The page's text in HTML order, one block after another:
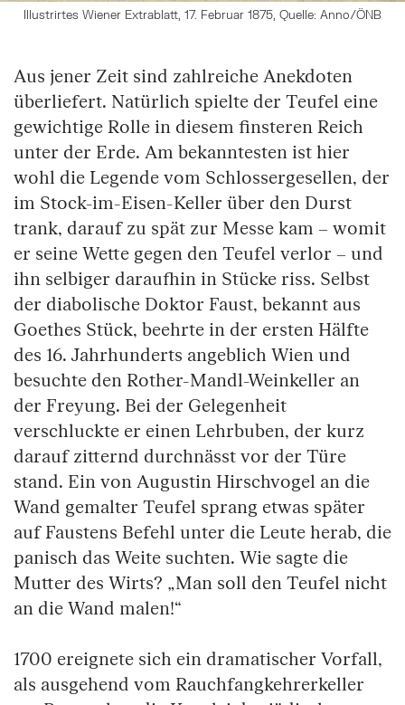
Illustrirtes Wiener Extrablatt, 17. Februar 1875, Quelle: Anno/ÖNB
Aus jener Zeit sind zahlreiche Anekdoten
überliefert. Natürlich spielte der Teufel eine
gewichtige Rolle in diesem finsteren Reich
unter der Erde. Am bekanntesten ist hier
wohl die Legende vom Schlossergesellen, der
im Stock-im-Eisen-Keller über den Durst
trank, darauf zu spät zur Messe kam – womit
er seine Wette gegen den Teufel verlor – und
ihn selbiger daraufhin in Stücke riss. Selbst
der diabolische Doktor Faust, bekannt aus
Goethes Stück, beehrte in der ersten Hälfte
des 16. Jahrhunderts angeblich Wien und
besuchte den Rother-Mandl-Weinkeller an
der Freyung. Bei der Gelegenheit
verschluckte er einen Lehrbuben, der kurz
darauf zitternd durchnässt vor der Türe
stand. Ein von Augustin Hirschvogel an die
Wand gemalter Teufel sprang etwas später
auf Faustens Befehl unter die Leute herab, die
panisch das Weite suchten. Wie sagte die
Mutter des Wirts? „Man soll den Teufel nicht
an die Wand malen!“
1700 ereignete sich ein dramatischer Vorfall,
als ausgehend vom Rauchfangkehrerkeller